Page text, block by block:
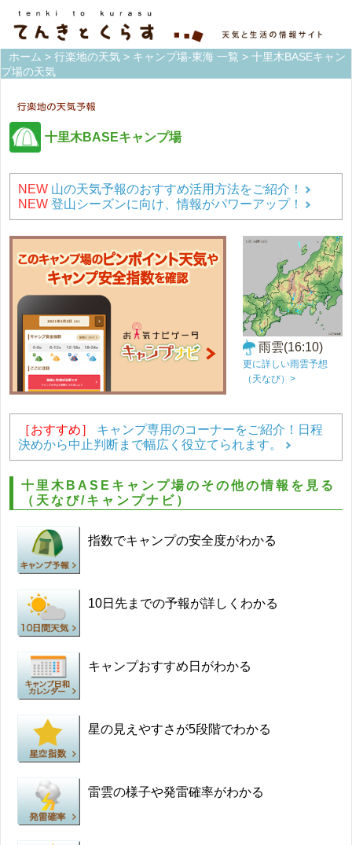
ホーム > 行楽地の天気 > キャンプ場-東海 一覧 > 十里木BASEキャン
プ場の天気
十里木BASEキャンプ場
NEW 山の天気予報のおすすめ活用方法をご紹介！
NEW 登山シーズンに向け、情報がパワーアップ！
雨雲(16:10)
更に詳しい雨雲予想
（天なび）>
［おすすめ］
キャンプ専用のコーナーをご紹介！日程
決めから中止判断まで幅広く役立てられます。
十里木BASEキャンプ場のその他の情報を見る
（天なび/キャンプナビ）
指数でキャンプの安全度がわかる
10日先までの予報が詳しくわかる
キャンプおすすめ日がわかる
星の見えやすさが5段階でわかる
雷雲の様子や発雷確率がわかる